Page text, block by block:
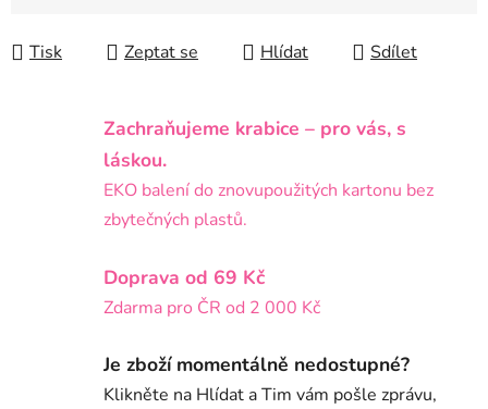
Tisk Zeptat se Hlídat Sdílet
Zachraňujeme krabice – pro vás, s
láskou.
EKO balení do znovupoužitých kartonu bez
zbytečných plastů.
Doprava od 69 Kč
Zdarma pro ČR od 2 000 Kč
Je zboží momentálně nedostupné?
Klikněte na Hlídat a Tim vám pošle zprávu,